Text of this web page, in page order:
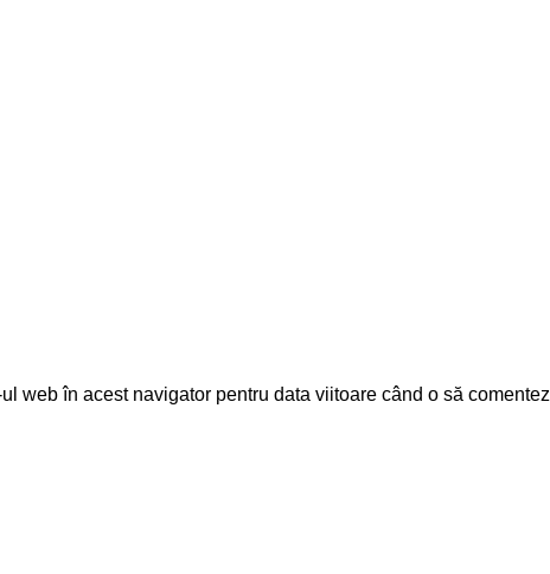
web în acest navigator pentru data viitoare când o să